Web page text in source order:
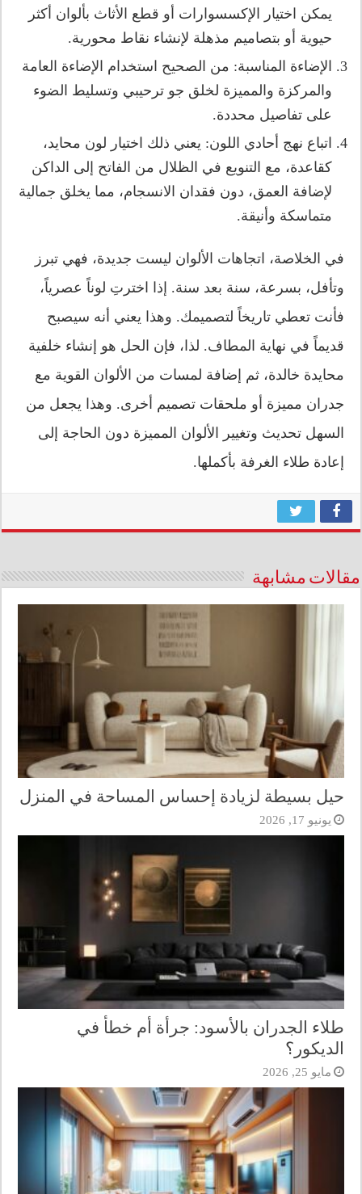
يمكن اختيار الإكسسوارات أو قطع الأثاث بألوان أكثر
حيوية أو بتصاميم مذهلة لإنشاء نقاط محورية.
الإضاءة المناسبة: من الصحيح استخدام الإضاءة العامة
والمركزة والمميزة لخلق جو ترحيبي وتسليط الضوء
على تفاصيل محددة.
اتباع نهج أحادي اللون: يعني ذلك اختيار لون محايد،
كقاعدة، مع التنويع في الظلال من الفاتح إلى الداكن
لإضافة العمق، دون فقدان الانسجام، مما يخلق جمالية
متماسكة وأنيقة.
في الخلاصة، اتجاهات الألوان ليست جديدة، فهي تبرز
وتأفل، بسرعة، سنة بعد سنة. إذا اخترتِ لوناً عصرياً،
فأنت تعطي تاريخاً لتصميمك. وهذا يعني أنه سيصبح
قديماً في نهاية المطاف. لذا، فإن الحل هو إنشاء خلفية
محايدة خالدة، ثم إضافة لمسات من الألوان القوية مع
جدران مميزة أو ملحقات تصميم أخرى. وهذا يجعل من
السهل تحديث وتغيير الألوان المميزة دون الحاجة إلى
إعادة طلاء الغرفة بأكملها.
مقالات مشابهة
حيل بسيطة لزيادة إحساس المساحة في المنزل
يونيو 17, 2026
طلاء الجدران بالأسود: جرأة أم خطأ في
الديكور؟
مايو 25, 2026